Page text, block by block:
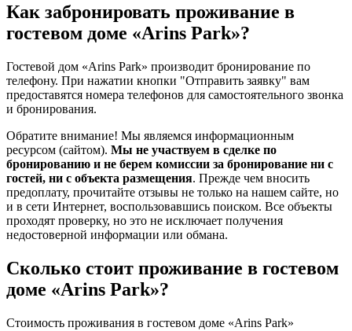
Как забронировать проживание в
гостевом доме «Arins Park»?
Гостевой дом «Arins Park» производит бронирование по
телефону. При нажатии кнопки "Отправить заявку" вам
предоставятся номера телефонов для самостоятельного звонка
и бронирования.
Обратите внимание! Мы являемся информационным
ресурсом (сайтом). Мы не участвуем в сделке по
бронированию и не берем комиссии за бронирование ни с
гостей, ни с объекта размещения. Прежде чем вносить
предоплату, прочитайте отзывы не только на нашем сайте, но
и в сети Интернет, воспользовавшись поиском. Все объекты
проходят проверку, но это не исключает получения
недостоверной информации или обмана.
Сколько стоит проживание в гостевом
доме «Arins Park»?
Стоимость проживания в гостевом доме «Arins Park»